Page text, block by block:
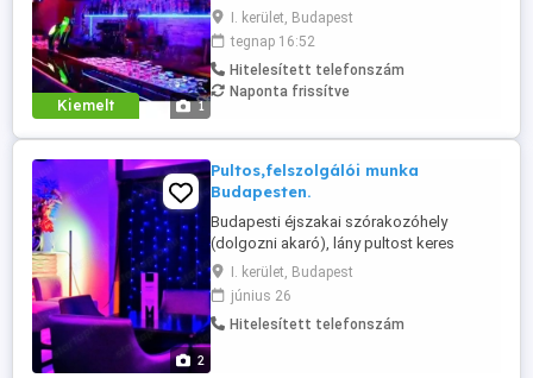
Kiemelt 1
csapatában. Mamboclub . A főváros
legtrendibb klubja tárt karokkal várja
lányok jelentkezését.
I. kerület, Budapest
tegnap 16:52
Hitelesített telefonszám
Naponta frissítve
2
Pultos,felszolgálói munka
Budapesten.
Budapesti éjszakai szórakozóhely
(dolgozni akaró), lány pultost keres
hosszútávra. Családias környezetben,
versenyképes fizetéssel várunk, akár
pályakezdő is lehetsz. . Érdeklődhetsz
telefonon a 0620 257 5144 -es
I. kerület, Budapest
június 26
Hitelesített telefonszám